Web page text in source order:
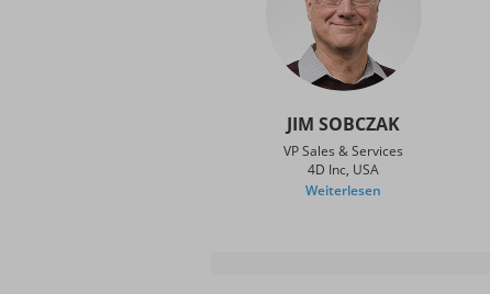
JIM SOBCZAK
VP Sales & Services
4D Inc, USA
Weiterlesen